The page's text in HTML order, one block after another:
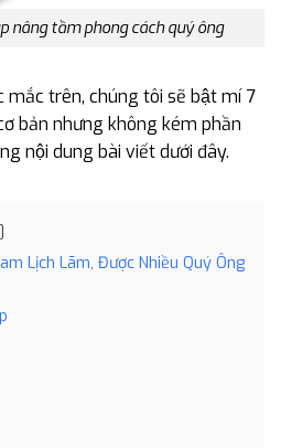
nâng tầm phong cách quý ông
mắc trên, chúng tôi sẽ bật mí 7
bản nhưng không kém phần
nội dung bài viết dưới đây.
Lịch Lãm, Được Nhiều Quý Ông